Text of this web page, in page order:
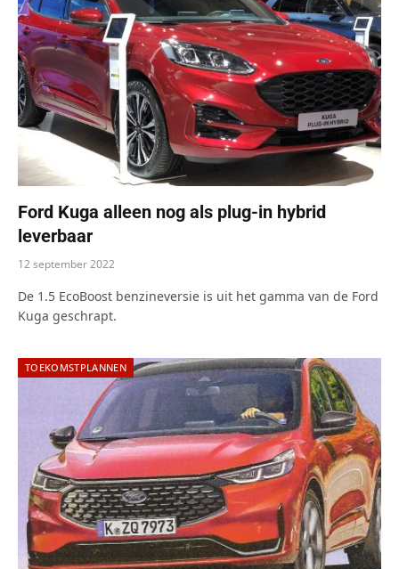
Ford Kuga alleen nog als plug-in hybrid
leverbaar
12 september 2022
De 1.5 EcoBoost benzineversie is uit het gamma van de Ford
Kuga geschrapt.
TOEKOMSTPLANNEN